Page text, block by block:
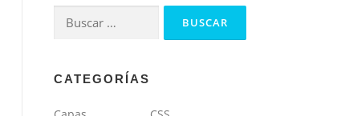
Buscar:
CATEGORÍAS